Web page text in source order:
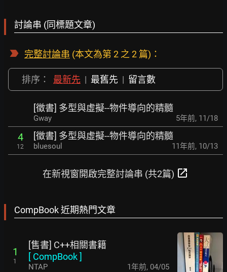
討論串 (同標題文章)
完整討論串 (本文為第 2 之 2 篇)：
排序： 最新先 | 最舊先 | 留言數
[徵書] 多型與虛擬--物件導向的精髓
Gway 5年前, 11/18
4
12
[徵書] 多型與虛擬--物件導向的精髓
bluesoul 11年前, 10/13
在新視窗開啟完整討論串 (共2篇) open_in_new
CompBook 近期熱門文章
1
1
[售書] C++相關書籍
[ CompBook]
NTAP 1年前, 04/05